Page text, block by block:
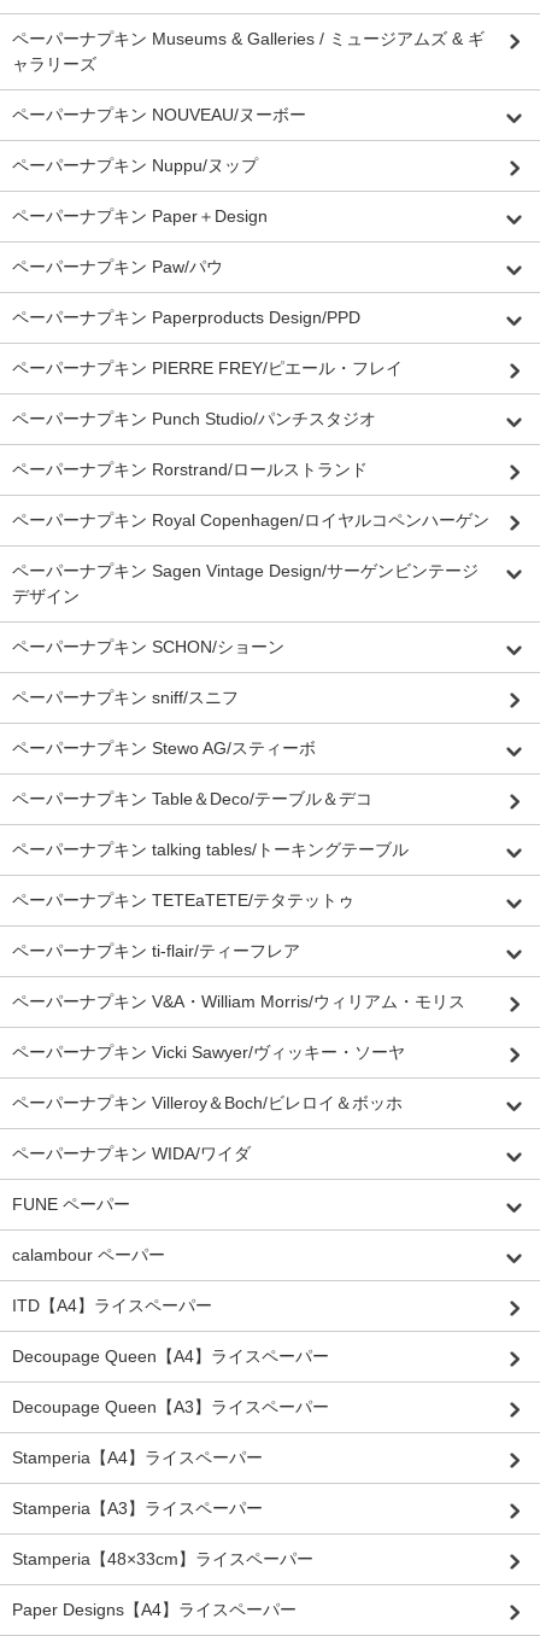
ペーパーナプキン Museums & Galleries / ミュージアムズ & ギ
ャラリーズ
ペーパーナプキン NOUVEAU/ヌーボー
ペーパーナプキン Nuppu/ヌップ
ペーパーナプキン Paper＋Design
ペーパーナプキン Paw/パウ
ペーパーナプキン Paperproducts Design/PPD
ペーパーナプキン PIERRE FREY/ピエール・フレイ
ペーパーナプキン Punch Studio/パンチスタジオ
ペーパーナプキン Rorstrand/ロールストランド
ペーパーナプキン Royal Copenhagen/ロイヤルコペンハーゲン
ペーパーナプキン Sagen Vintage Design/サーゲンビンテージ
デザイン
ペーパーナプキン SCHON/ショーン
ペーパーナプキン sniff/スニフ
ペーパーナプキン Stewo AG/スティーボ
ペーパーナプキン Table＆Deco/テーブル＆デコ
ペーパーナプキン talking tables/トーキングテーブル
ペーパーナプキン TETEaTETE/テタテットゥ
ペーパーナプキン ti-flair/ティーフレア
ペーパーナプキン V&A・William Morris/ウィリアム・モリス
ペーパーナプキン Vicki Sawyer/ヴィッキー・ソーヤ
ペーパーナプキン Villeroy＆Boch/ビレロイ＆ボッホ
ペーパーナプキン WIDA/ワイダ
FUNE ペーパー
calambour ペーパー
ITD【A4】ライスペーパー
Decoupage Queen【A4】ライスペーパー
Decoupage Queen【A3】ライスペーパー
Stamperia【A4】ライスペーパー
Stamperia【A3】ライスペーパー
Stamperia【48×33cm】ライスペーパー
Paper Designs【A4】ライスペーパー